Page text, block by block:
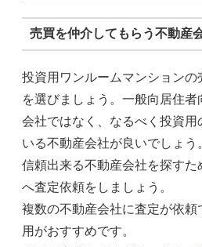
売買を仲介してもらう不動産
投資用ワンルームマンションの
を選びましょう。一般向居住者
会社ではなく、なるべく投資用
いる不動産会社が良いでしょう
信頼出来る不動産会社を探すた
へ査定依頼をしましょう。
複数の不動産会社に査定が依頼
用がおすすめです。